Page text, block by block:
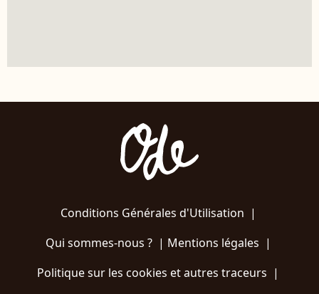
Conditions Générales d'Utilisation |
Qui sommes-nous ?| Mentions légales |
Politique sur les cookies et autres traceurs |